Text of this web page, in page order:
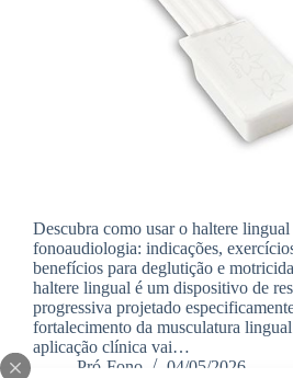
Descubra como usar o haltere lingual
fonoaudiologia: indicações,
benefícios para deglutição e
haltere lingual é um dispositivo de
progressiva projetado
fortalecimento da musculatura
aplicação clínica vai…
Pró-Fono
04/05/2026